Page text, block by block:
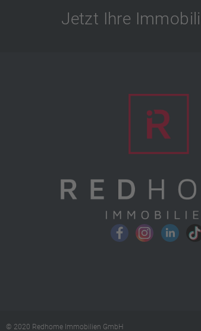
Jetzt Ihre
© 2020 Redhome Immobilien GmbH